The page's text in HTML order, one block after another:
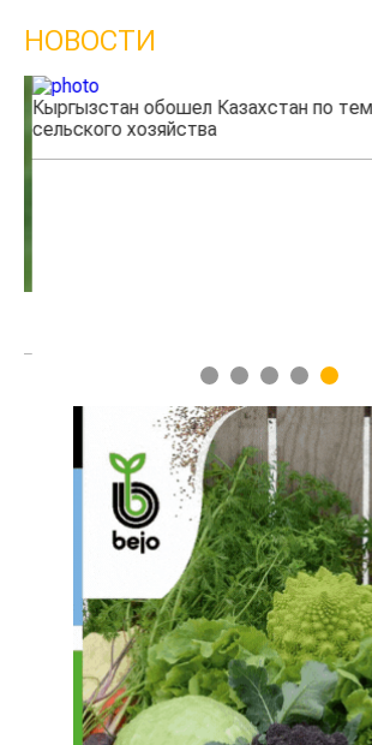
НОВОСТИ
Кыргызстан обошел Казахстан по
сельского хозяйства
1 2 3 4 5